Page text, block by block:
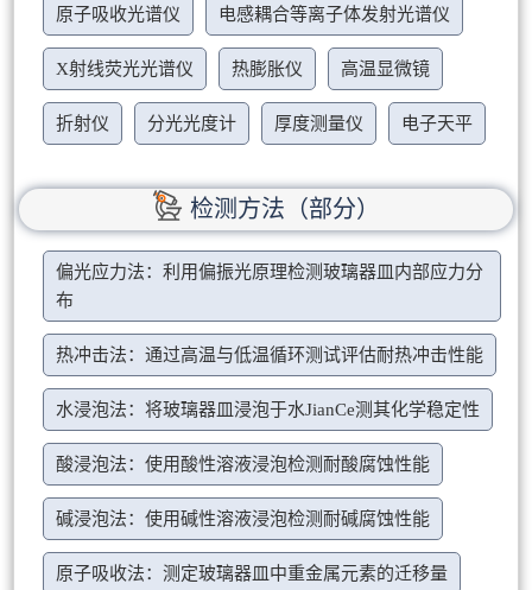
原子吸收光谱仪 电感耦合等离子体发射光谱仪
X射线荧光光谱仪 热膨胀仪 高温显微镜
折射仪 分光光度计 厚度测量仪 电子天平
检测方法（部分）
偏光应力法：利用偏振光原理检测玻璃器皿内部应力分
布
热冲击法：通过高温与低温循环测试评估耐热冲击性能
水浸泡法：将玻璃器皿浸泡于水JianCe测其化学稳定性
酸浸泡法：使用酸性溶液浸泡检测耐酸腐蚀性能
碱浸泡法：使用碱性溶液浸泡检测耐碱腐蚀性能
原子吸收法：测定玻璃器皿中重金属元素的迁移量